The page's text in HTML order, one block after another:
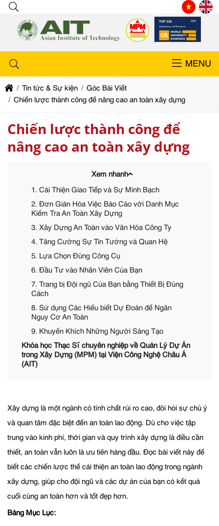
MENU
Tin tức & Sự kiện
Góc Bài Viết
Chiến lược thành công để nâng cao an toàn xây dựng
Chiến lược thành công để
nâng cao an toàn xây dựng
Xem nhanh
1. Cải Thiện Giao Tiếp và Sự Minh Bạch
2. Đơn Giản Hóa Việc Báo Cáo với Danh Mục
Kiểm Tra An Toàn Xây Dựng
3. Xây Dựng An Toàn vào Văn Hóa Công Ty
4. Tăng Cường Sự Tin Tưởng và Quan Hệ
5. Lựa Chọn Đúng Công Cụ
6. Đầu Tư vào Nhân Viên Của Bạn
7. Trang bị Đội ngũ Của Bạn bằng Thiết Bị Đúng
Cách
8. Sử dụng Các Hiểu biết Dự Đoán để Ngăn
Nguy Cơ An Toàn
9. Khuyến Khích Những Người Sáng Tạo
Khóa học Thạc Sĩ chuyên nghiệp về Quản Lý Dự Án
trong Xây Dựng (MPM) tại Viện Công Nghệ Châu Á
(AIT)
Xây dựng là một ngành có tính chất rủi ro cao, đòi hỏi sự chú ý
và quan tâm đặc biệt đến an toàn lao động. Dù cho việc tập
trung vào kinh phí, thời gian và quy trình xây dựng là điều cần
thiết, an toàn vẫn luôn là ưu tiên hàng đầu. Đọc bài viết này để
biết các chiến lược thể cải thiện an toàn lao động trong ngành
xây dựng, giúp cho đội ngũ và các dự án của bạn có kết quả
cuối cùng an toàn hơn và tốt đẹp hơn.
Bảng Mục Lục: